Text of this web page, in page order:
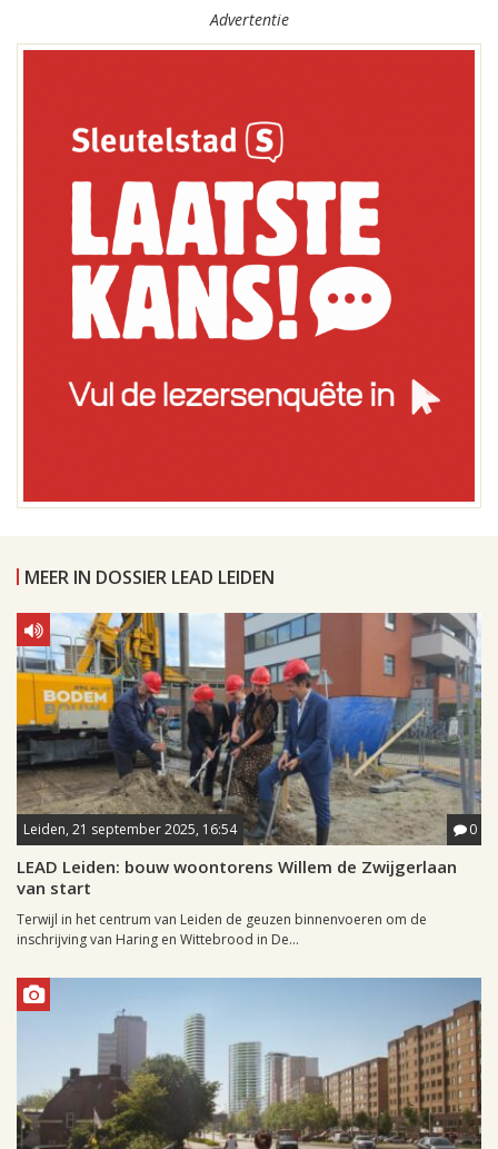
Advertentie
MEER IN DOSSIER LEAD LEIDEN
Leiden, 21 september 2025, 16:54 0
LEAD Leiden: bouw woontorens Willem de Zwijgerlaan
van start
Terwijl in het centrum van Leiden de geuzen binnenvoeren om de
inschrijving van Haring en Wittebrood in De...